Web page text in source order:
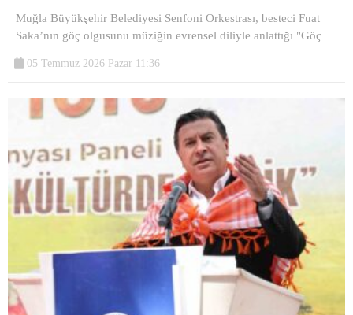
Muğla Büyükşehir Belediyesi Senfoni Orkestrası, besteci Fuat
Saka’nın göç olgusunu müziğin evrensel diliyle anlattığı "Göç
05 Temmuz 2026 Pazar 11:36